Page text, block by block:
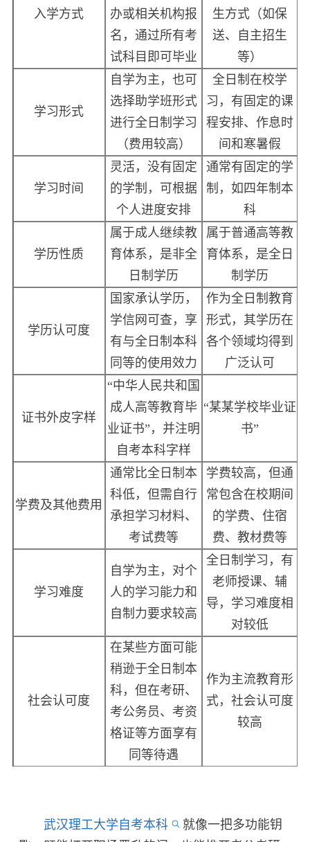
入学方式
办或相关机构报
名，通过所有考
试科目即可毕业
生方式（如保
送、自主招生
等）
学习形式
自学为主，也可
选择助学班形式
进行全日制学习
（费用较高）
全日制在校学
习，有固定的课
程安排、作息时
间和寒暑假
学习时间
灵活，没有固定
的学制，可根据
个人进度安排
通常有固定的学
制，如四年制本
科
学历性质
属于成人继续教
育体系，是非全
日制学历
属于普通高等教
育体系，是全日
制学历
学历认可度
国家承认学历，
学信网可查，享
有与全日制本科
同等的使用效力
作为全日制教育
形式，其学历在
各个领域均得到
广泛认可
证书外皮字样
“中华人民共和国
成人高等教育毕
业证书”，并注明
自考本科字样
“某某学校毕业证
书”
学费及其他费用
通常比全日制本
科低，但需自行
承担学习材料、
考试费等
学费较高，但通
常包含在校期间
的学费、住宿
费、教材费等
学习难度
自学为主，对个
人的学习能力和
自制力要求较高
全日制学习，有
老师授课、辅
导，学习难度相
对较低
社会认可度
在某些方面可能
稍逊于全日制本
科，但在考研、
考公务员、考资
格证等方面享有
同等待遇
作为主流教育形
式，社会认可度
较高
武汉理工大学自考本科
就像一把多功能钥